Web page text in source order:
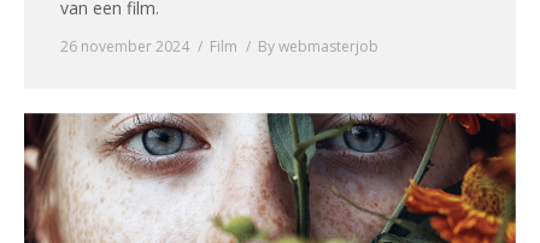
van een film.
26 november 2024 Film Bywebmasterjob